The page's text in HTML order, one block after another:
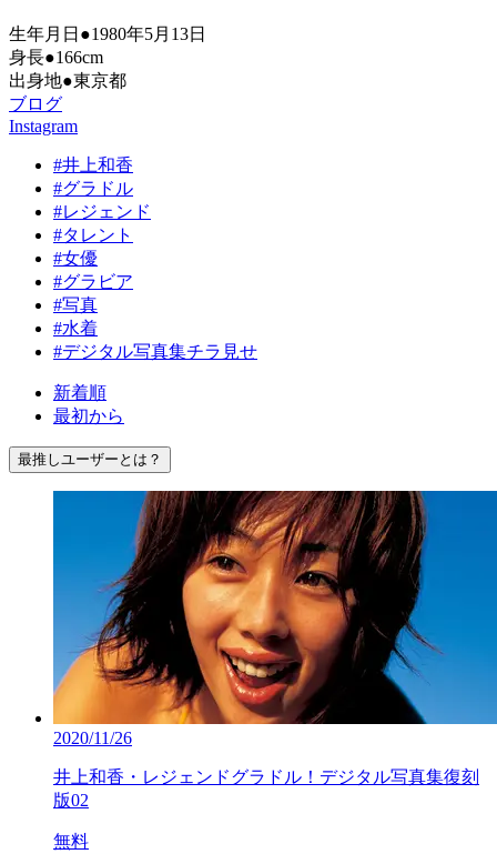
生年月日●1980年5月13日
身長●166cm
出身地●東京都
ブログ
Instagram
#井上和香
#グラドル
#レジェンド
#タレント
#女優
#グラビア
#写真
#水着
#デジタル写真集チラ見せ
新着順
最初から
最推しユーザーとは？
2020/11/26
井上和香・レジェンドグラドル！デジタル写真集復刻
版02
無料